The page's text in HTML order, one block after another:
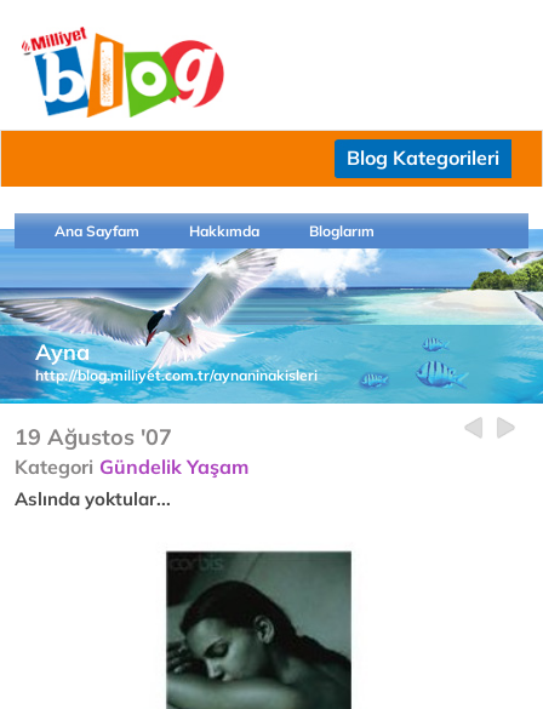
Blog Kategorileri
Ana Sayfam Hakkımda Bloglarım
Ayna
http://blog.milliyet.com.tr/aynaninakisleri
19 Ağustos '07
Kategori Gündelik Yaşam
Aslında yoktular...